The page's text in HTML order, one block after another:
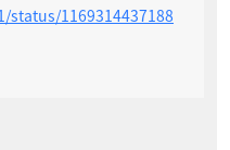
status/1169314437188